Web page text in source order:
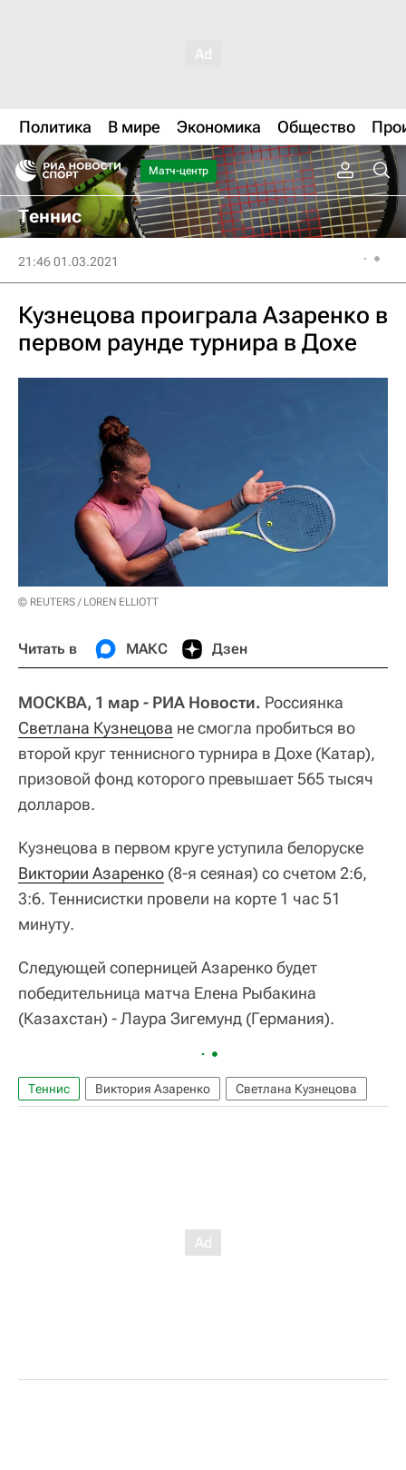
Политика В мире Экономика Общество
Матч-центр
Теннис
21:46 01.03.2021
Кузнецова проиграла Азаренко в
первом раунде турнира в Дохе
© REUTERS / LOREN ELLIOTT
Читать в МАКС Дзен
МОСКВА, 1 мар - РИА Новости. Россиянка
Светлана Кузнецова не смогла пробиться во
второй круг теннисного турнира в Дохе (Катар),
призовой фонд которого превышает 565 тысяч
долларов.
Кузнецова в первом круге уступила белоруске
Виктории Азаренко (8-я сеяная) со счетом 2:6,
3:6. Теннисистки провели на корте 1 час 51
минуту.
Следующей соперницей Азаренко будет
победительница матча Елена Рыбакина
(Казахстан) - Лаура Зигемунд (Германия).
Теннис Виктория Азаренко Светлана Кузнецова